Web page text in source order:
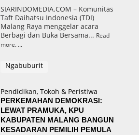
SIARINDOMEDIA.COM – Komunitas
Taft Daihatsu Indonesia (TDI)
Malang Raya menggelar acara
Berbagi dan Buka Bersama... Read
more.
Ngabuburit
Pendidikan, Tokoh & Peristiwa
PERKEMAHAN DEMOKRASI:
LEWAT PRAMUKA, KPU
KABUPATEN MALANG BANGUN
KESADARAN PEMILIH PEMULA